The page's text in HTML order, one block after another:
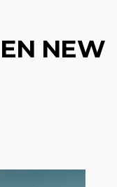
NEW